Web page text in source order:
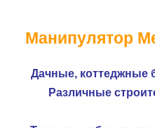
Манипулятор
Дачные, коттеджные
Различные